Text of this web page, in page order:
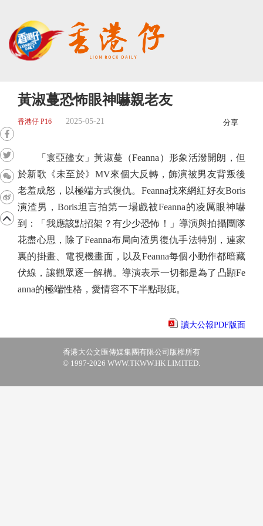
黃淑蔓恐怖眼神嚇親老友
香港仔 P16 2025-05-21 分享
「寰亞孻女」黃淑蔓（Feanna）形象活潑開朗，但
於新歌《未至於》MV來個大反轉，飾演被男友背叛後
老羞成怒，以極端方式復仇。Feanna找來網紅好友Boris
演渣男，Boris坦言拍第一場戲被Feanna的凌厲眼神嚇
到：「我應該點招架？有少少恐怖！」導演與拍攝團隊
花盡心思，除了Feanna布局向渣男復仇手法特別，連家
裏的掛畫、電視機畫面，以及Feanna每個小動作都暗藏
伏線，讓觀眾逐一解構。導演表示一切都是為了凸顯Fe
anna的極端性格，愛情容不下半點瑕疵。
讀大公報PDF版面
香港大公文匯傳媒集團有限公司版權所有
© 1997-2026 WWW.TKWW.HK LIMITED.